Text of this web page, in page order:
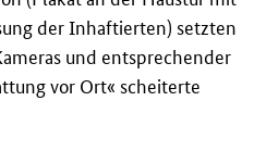
der Inhaftierten) setzten
und entsprechender
vor Ort« scheiterte